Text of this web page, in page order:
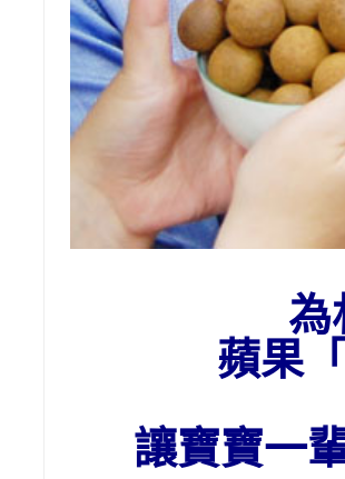
為
蘋果
讓寶寶一